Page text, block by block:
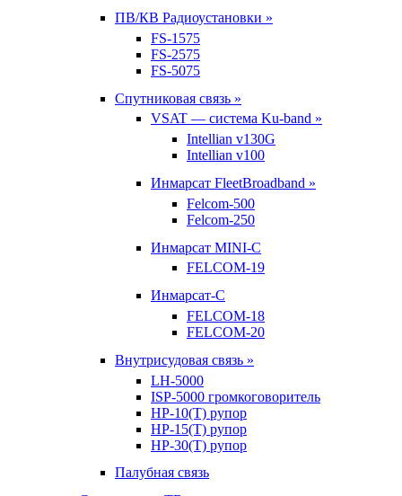
ПВ/КВ Радиоустановки »
FS-1575
FS-2575
FS-5075
Спутниковая связь »
VSAT — система Ku-band »
Intellian v130G
Intellian v100
Инмарсат FleetBroadband »
Felcom-500
Felcom-250
Инмарсат MINI-C
FELCOM-19
Инмарсат-С
FELCOM-18
FELCOM-20
Внутрисудовая связь »
LH-5000
ISP-5000 громкоговоритель
HP-10(T) рупор
HP-15(T) рупор
HP-30(T) рупор
Палубная связь